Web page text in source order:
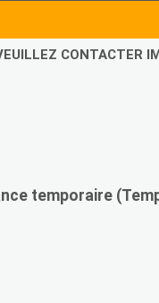
CONTACTER
temporaire